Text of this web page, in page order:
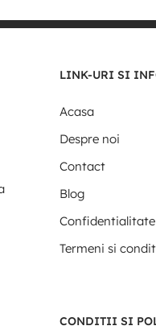
LINK-URI SI
Acasa
Despre noi
Contact
Blog
Confidentialitate
Termeni si
CONDITII SI